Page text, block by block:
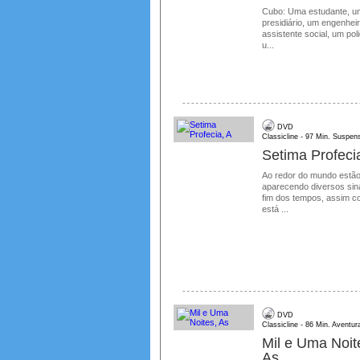
Cubo: Uma estudante,
presidiário, um
assistente social, um
u...
DVD
Classicline - 97 Min.
Setima
Ao redor do mundo estão
aparecendo diversos
fim dos tempos, assim
está ...
DVD
Classicline - 86 Min.
Mil e Uma